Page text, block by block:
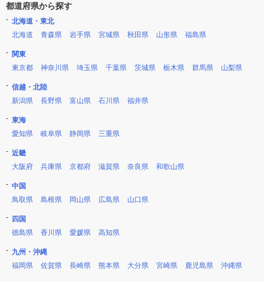
都道府県から探す
北海道・東北
北海道
青森県 岩手県 宮城県 秋田県 山形県 福島県
関東
東京都
神奈川県 埼玉県 千葉県 茨城県 栃木県 群馬県 山梨県
信越・北陸
新潟県
長野県 富山県 石川県 福井県
東海
愛知県
岐阜県 静岡県 三重県
近畿
大阪府
兵庫県 京都府 滋賀県 奈良県 和歌山県
中国
鳥取県
島根県 岡山県 広島県 山口県
四国
徳島県
香川県 愛媛県 高知県
九州・沖縄
福岡県
佐賀県 長崎県 熊本県 大分県 宮崎県 鹿児島県 沖縄県